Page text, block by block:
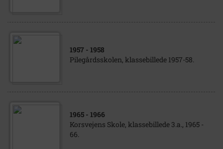
1957 - 1958
Pilegårdsskolen, klassebillede 1957-58.
1965 - 1966
Korsvejens Skole, klassebillede 3.a., 1965 -
66.